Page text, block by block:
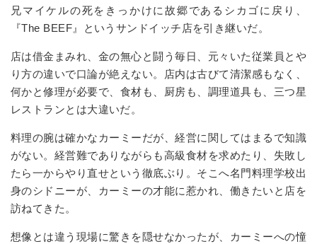
兄マイケルの死をきっかけに故郷であるシカゴに戻り、
『The BEEF 』というサンドイッチ店を引き継いだ。
店は借金まみれ、金の無心と闘う毎日、元々いた従業員とや
り方の違いで口論が絶えない。店内は古びて清潔感もなく、
何かと修理が必要で、食材も、厨房も、調理道具も、三つ星
レストランとは大違いだ。
料理の腕は確かなカーミーだが、経営に関してはまるで知識
がない。経営難でありながらも高級食材を求めたり、失敗し
たら一からやり直せという徹底ぶり。そこへ名門料理学校出
身のシドニーが、カーミーの才能に惹かれ、働きたいと店を
訪ねてきた。
想像とは違う現場に驚きを隠せなかったが、カーミーへの憧